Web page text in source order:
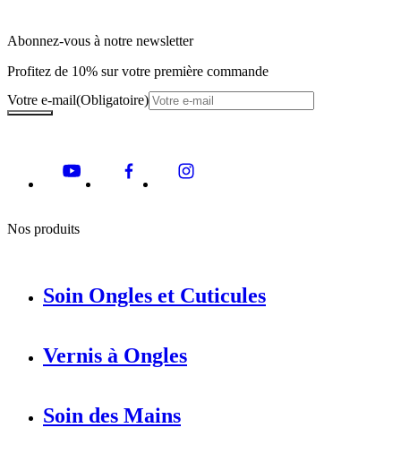
Abonnez-vous à notre newsletter
Profitez de 10% sur votre première commande
Votre e-mail(Obligatoire)
Nos produits
Soin Ongles et Cuticules
Vernis à Ongles
Soin des Mains